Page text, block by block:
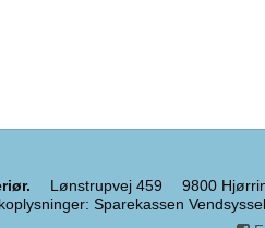
Lønstrupvej 459 9800
: Sparekassen